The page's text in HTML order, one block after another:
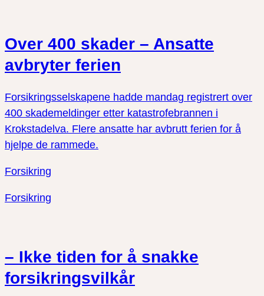
Over 400 skader – Ansatte
avbryter ferien
Forsikringsselskapene hadde mandag registrert over
400 skademeldinger etter katastrofebrannen i
Krokstadelva. Flere ansatte har avbrutt ferien for å
hjelpe de rammede.
Forsikring
Forsikring
– Ikke tiden for å snakke
forsikringsvilkår